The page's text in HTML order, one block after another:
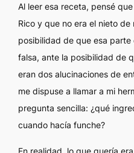
Al leer esa receta, pensé
Rico y que no era el nieto
posibilidad de que esa parte
falsa, ante la posibilidad de
eran dos alucinaciones de
me dispuse a llamar a mi
pregunta sencilla: ¿qué
cuando hacía funche?
En realidad, lo que quería